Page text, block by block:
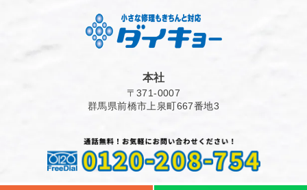
本社
〒371-0007
群馬県前橋市上泉町667番地3